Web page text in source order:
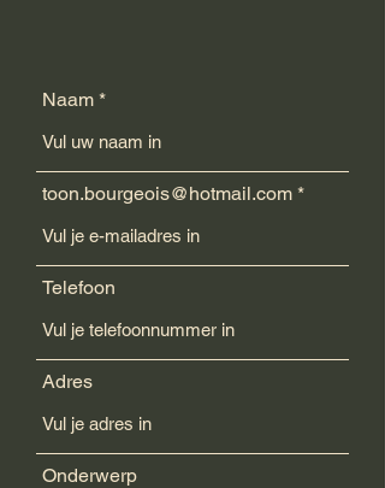
Naam
toon.bourgeois@hotmail.com
Telefoon
Adres
Onderwerp